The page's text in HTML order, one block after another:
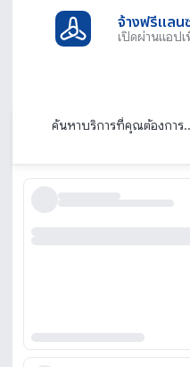
จ้างฟรีแล
เปิดผ่านแอป
เรียง